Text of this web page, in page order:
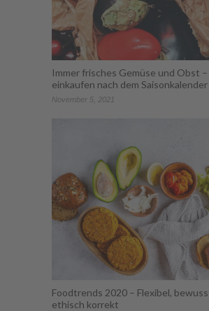
Immer frisches Gemüse und Obst –
einkaufen nach dem Saisonkalender
November 5, 2021
Foodtrends 2020 – Flexibel,
ethisch korrekt